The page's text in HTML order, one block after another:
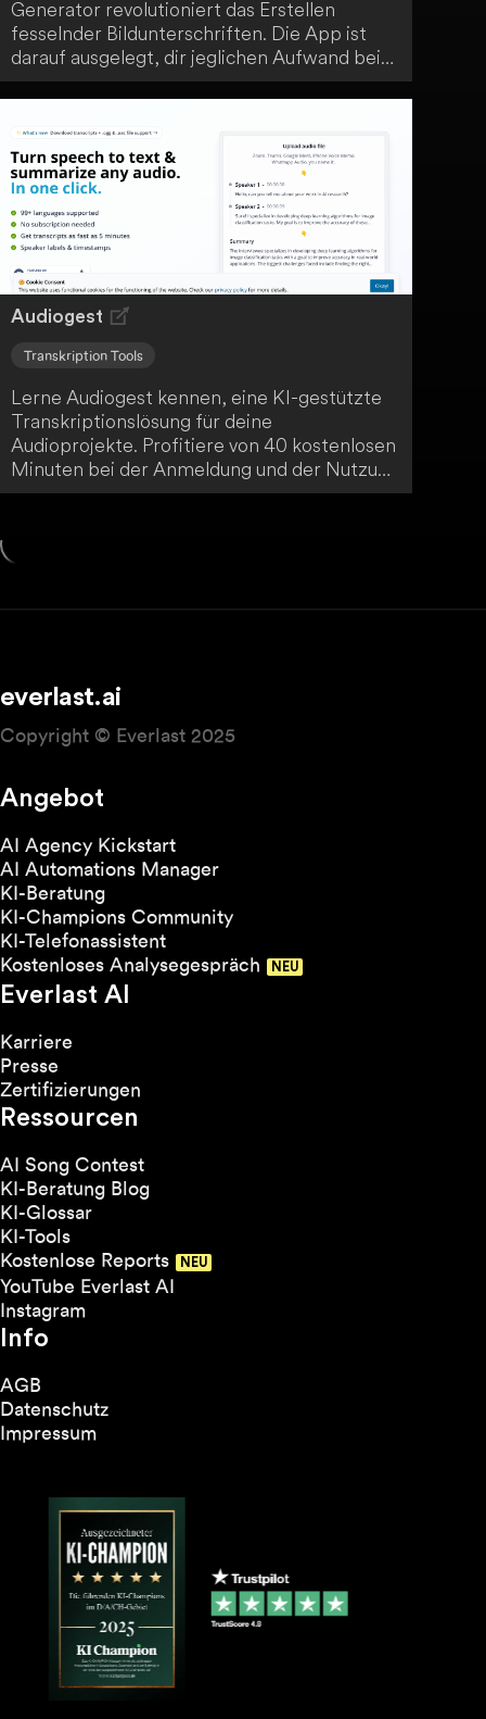
Generator revolutioniert das Erstellen
fesselnder Bildunterschriften. Die App ist
darauf ausgelegt, dir jeglichen Aufwand beim
Formulieren perfekter Bildunterschriften
abzunehmen. Es handelt sich um die Zukunft
der Bildunterschriften, die deine
atemberaubenden Fotos optimal zur Geltung
bringt.
Audiogest
Transkription Tools
Lerne Audiogest kennen, eine KI-gestützte
Transkriptionslösung für deine
Audioprojekte. Profitiere von 40 kostenlosen
Minuten bei der Anmeldung und der Nutzung
von Whisper und Pyannote zur
sondern einfach nutzerfreundliche Pre-Paid-
everlast.ai
Copyright © Everlast 2025
Angebot
AI Agency Kickstart
AI Automations Manager
KI-Beratung
KI-Champions Community
KI-Telefonassistent
Kostenloses Analysegespräch
Everlast AI
Karriere
Presse
Zertifizierungen
Ressourcen
AI Song Contest
KI-Beratung Blog
KI-Glossar
KI-Tools
Kostenlose Reports
YouTube Everlast AI
Instagram
Info
AGB
Datenschutz
Impressum